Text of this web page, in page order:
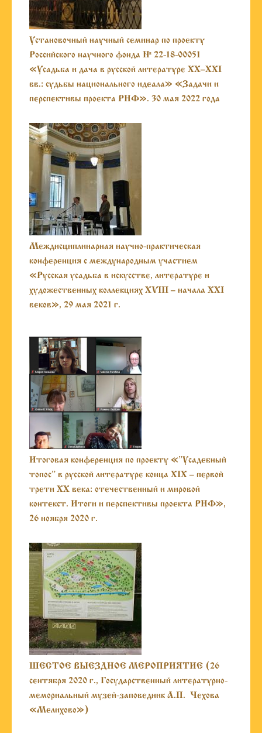
Установочный научный семинар по проекту
Российского научного фонда № 22-18-00051
«Усадьба и дача в русской литературе ХХ–XXI
вв.: судьбы национального идеала» «Задачи и
перспективы проекта РНФ». 30 мая 2022 года
Междисциплинарная научно-практическая
конференция с международным участием
«Русская усадьба в искусстве, литературе и
художественных коллекциях XVIII – начала XXI
веков», 29 мая 2021 г.
Итоговая конференция по проекту «”Усадебный
топос” в русской литературе конца XIX – первой
трети XX века: отечественный и мировой
контекст. Итоги и перспективы проекта РНФ»,
26 ноября 2020 г.
ШЕСТОЕ ВЫЕЗДНОЕ МЕРОПРИЯТИЕ (26
сентября 2020 г., Государственный литературно-
мемориальный музей-заповедник А.П. Чехова
«Мелихово»)